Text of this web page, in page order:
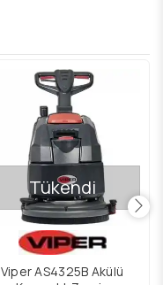
Tükendi
Viper AS4325B Akülü